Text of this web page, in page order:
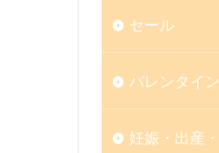
セール
バレンタイン
妊娠・出産